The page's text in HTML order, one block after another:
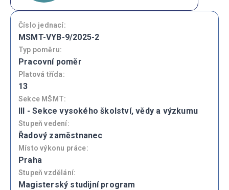
Číslo jednací:
MSMT-VYB-9/2025-2
Typ poměru:
Pracovní poměr
Platová třída:
13
Sekce MŠMT:
III - Sekce vysokého školství, vědy a výzkumu
Stupeň vedení:
Řadový zaměstnanec
Místo výkonu práce:
Praha
Stupeň vzdělání:
Magisterský studijní program